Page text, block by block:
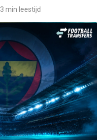
3 min leestijd